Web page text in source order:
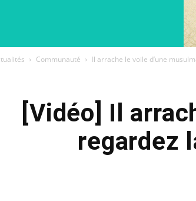
Communauté Il arrache le voile d’une
[Vidéo] Il
regardez